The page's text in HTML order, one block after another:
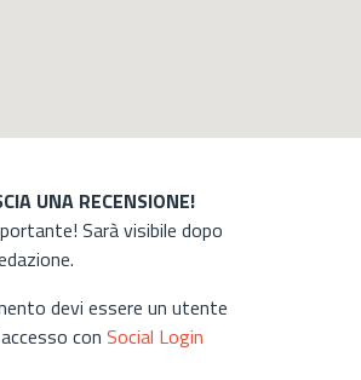
UNA RECENSIONE!
Sarà visibile dopo
devi essere un utente
con Social Login